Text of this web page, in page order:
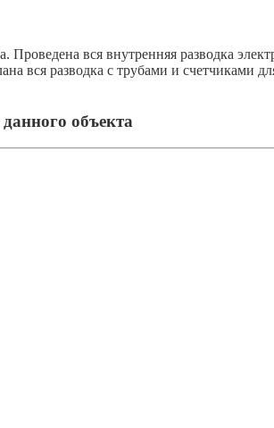
вся внутренняя разводка
вся разводка с трубами и счетчиками
объекта